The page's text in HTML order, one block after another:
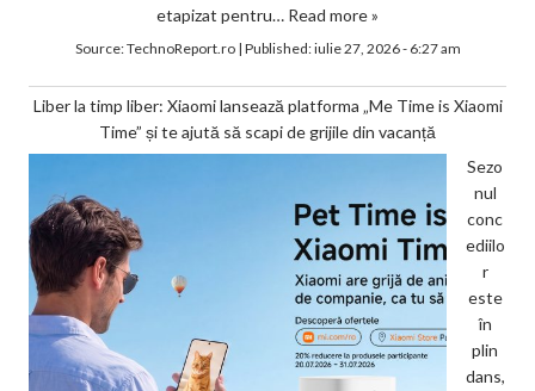
etapizat pentru… Read more »
Source:TechnoReport.ro| Published:iulie 27, 2026 - 6:27 am
Liber la timp liber: Xiaomi lansează platforma „Me Time is Xiaomi
Time” și te ajută să scapi de grijile din vacanță
Sezo
nul
conc
ediilo
r
este
în
plin
dans,